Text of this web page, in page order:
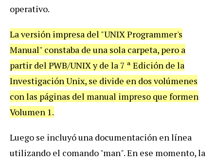
operativo.
La versión impresa del "UNIX Programmer's
Manual" constaba de una sola carpeta, pero a
partir del PWB/UNIX y de la 7 ª Edición de la
Investigación Unix, se divide en dos volúmenes
con las páginas del manual impreso que formen
Volumen 1.
Luego se incluyó una documentación en línea
utilizando el comando "man". En ese momento, la